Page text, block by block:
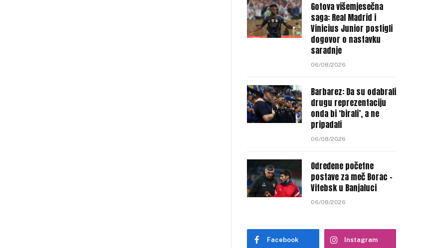
Gotova višemjesečna
saga: Real Madrid i
Vinicius Junior postigli
dogovor o nastavku
saradnje
06/08/2026
Barbarez: Da su odabrali
drugu reprezentaciju
onda bi ‘birali’, a ne
pripadali
06/08/2026
Određene početne
postave za meč Borac –
Vitebsk u Banjaluci
06/08/2026
Facebook Instagram